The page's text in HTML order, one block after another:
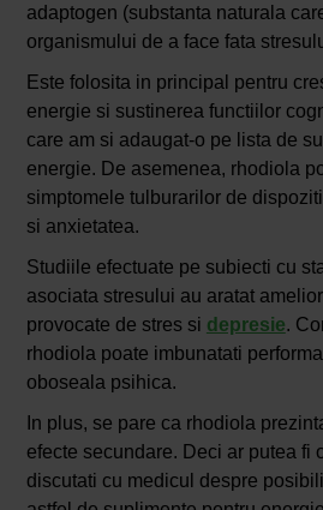
adaptogen (substanta naturala
organismului de a face fata
Este folosita in principal pentru
energie si sustinerea functiilor
care am si adaugat-o pe lista de
energie. De asemenea, rhodiola
simptomele tulburarilor de
si anxietatea.
Studiile efectuate pe subiecti cu
asociata stresului au aratat
provocate de stres si depresie.
rhodiola poate imbunatati
oboseala psihica.
In plus, se pare ca rhodiola
efecte secundare. Deci ar putea fi
discutati cu medicul despre